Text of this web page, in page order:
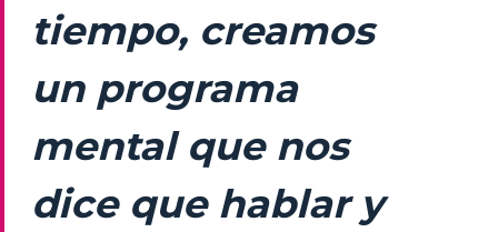
tiempo, creamos
un programa
mental que nos
dice que hablar y